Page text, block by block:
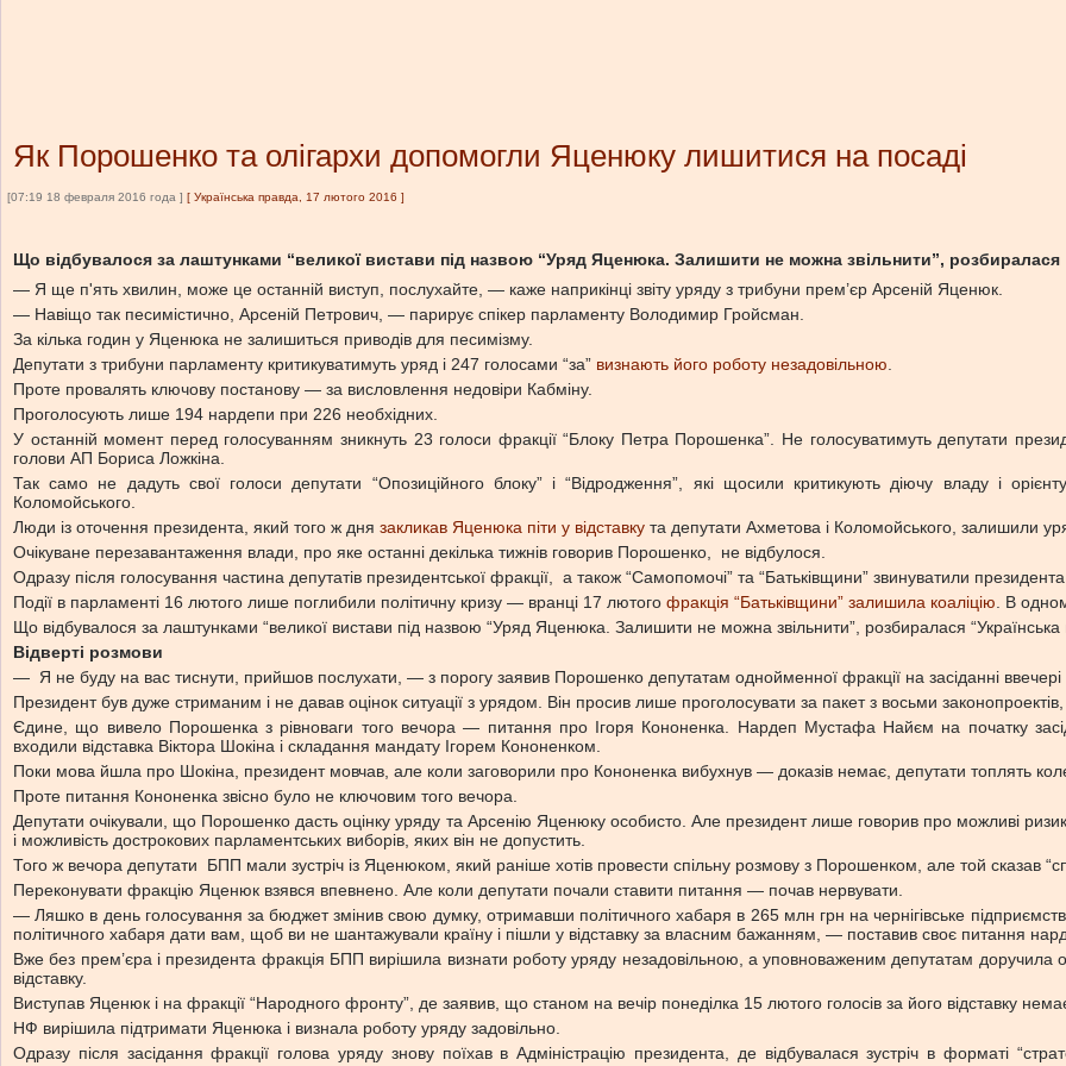
Як Порошенко та олігархи допомогли Яценюку лишитися на посаді
[07:19 18 февраля 2016 года ] [ Українська правда, 17 лютого 2016 ]
Що відбувалося за лаштунками “великої вистави під назвою “Уряд Яценюка. Залишити не можна звільнити”, розбиралася
— Я ще п'ять хвилин, може це останній виступ, послухайте, — каже наприкінці звіту уряду з трибуни прем’єр Арсеній Яценюк.
— Навіщо так песимістично, Арсеній Петрович, — парирує спікер парламенту Володимир Гройсман.
За кілька годин у Яценюка не залишиться приводів для песимізму.
Депутати з трибуни парламенту критикуватимуть уряд і 247 голосами “за” визнають його роботу незадовільною
Проте провалять ключову постанову — за висловлення недовіри Кабміну.
Проголосують лише 194 нардепи при 226 необхідних.
У останній момент перед голосуванням зникнуть 23 голоси фракції “Блоку Петра Порошенка”. Не голосуватимуть депутати
голови АП Бориса Ложкіна.
Так само не дадуть свої голоси депутати “Опозиційного блоку” і “Відродження”, які щосили критикують діючу владу і
Коломойського.
Люди із оточення президента, який того ж дня закликав Яценюка піти у відставку та депутати Ахметова і Коломойського, залишили
Очікуване перезавантаження влади, про яке останні декілька тижнів говорив Порошенко, не відбулося.
Одразу після голосування частина депутатів президентської фракції, а також “Самопомочі” та “Батьківщини” звинуватили
Події в парламенті 16 лютого лише поглибили політичну кризу — вранці 17 лютого фракція “Батьківщини” залишила коаліцію . В
Що відбувалося за лаштунками “великої вистави під назвою “Уряд Яценюка. Залишити не можна звільнити”, розбиралася “Українська
Відверті розмови
— Я не буду на вас тиснути, прийшов послухати, — з порогу заявив Порошенко депутатам однойменної фракції на засіданні ввечері
Президент був дуже стриманим і не давав оцінок ситуації з урядом. Він просив лише проголосувати за пакет з восьми
Єдине, що вивело Порошенка з рівноваги того вечора — питання про Ігоря Кононенка. Нардеп Мустафа Найєм на початку
входили відставка Віктора Шокіна і складання мандату Ігорем Кононенком.
Поки мова йшла про Шокіна, президент мовчав, але коли заговорили про Кононенка вибухнув — доказів немає, депутати топлять
Проте питання Кононенка звісно було не ключовим того вечора.
Депутати очікували, що Порошенко дасть оцінку уряду та Арсенію Яценюку особисто. Але президент лише говорив про можливі
і можливість дострокових парламентських виборів, яких він не допустить.
Того ж вечора депутати БПП мали зустріч із Яценюком, який раніше хотів провести спільну розмову з Порошенком, але той сказав
Переконувати фракцію Яценюк взявся впевнено. Але коли депутати почали ставити питання — почав нервувати.
— Ляшко в день голосування за бюджет змінив свою думку, отримавши політичного хабаря в 265 млн грн на чернігівське
політичного хабаря дати вам, щоб ви не шантажували країну і пішли у відставку за власним бажанням, — поставив своє питання
Вже без прем’єра і президента фракція БПП вирішила визнати роботу уряду незадовільною, а уповноваженим депутатам доручила
відставку.
Виступав Яценюк і на фракції “Народного фронту”, де заявив, що станом на вечір понеділка 15 лютого голосів за його відставку
НФ вирішила підтримати Яценюка і визнала роботу уряду задовільно.
Одразу після засідання фракції голова уряду знову поїхав в Адміністрацію президента, де відбувалася зустріч в форматі